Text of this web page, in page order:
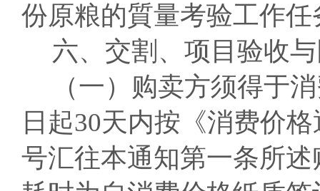
份原粮的質量考验工作任
六、交割、项目验收
（一）购卖方须得于
日起30天内按《消费价
号汇往本通知第一条所